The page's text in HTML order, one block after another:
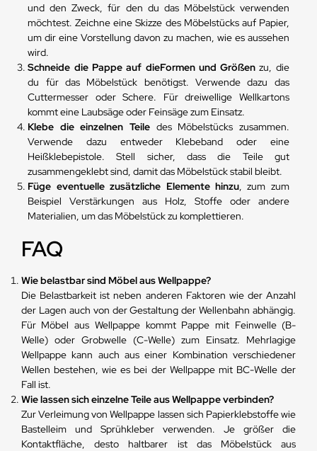
und den Zweck, für den du das Möbelstück verwenden
möchtest. Zeichne eine Skizze des Möbelstücks auf Papier,
um dir eine Vorstellung davon zu machen, wie es aussehen
wird.
Schneide die Pappe auf dieFormen und Größen zu, die
du für das Möbelstück benötigst. Verwende dazu das
Cuttermesser oder Schere. Für dreiwellige Wellkartons
kommt eine Laubsäge oder Feinsäge zum Einsatz.
Klebe die einzelnen Teile des Möbelstücks zusammen.
Verwende dazu entweder Klebeband oder eine
Heißklebepistole. Stell sicher, dass die Teile gut
zusammengeklebt sind, damit das Möbelstück stabil bleibt.
Füge eventuelle zusätzliche Elemente hinzu, zum zum
Beispiel Verstärkungen aus Holz, Stoffe oder andere
Materialien, um das Möbelstück zu komplettieren.
FAQ
Wie belastbar sind Möbel aus Wellpappe?
Die Belastbarkeit ist neben anderen Faktoren wie der Anzahl
der Lagen auch von der Gestaltung der Wellenbahn abhängig.
Für Möbel aus Wellpappe kommt Pappe mit Feinwelle (B-
Welle) oder Grobwelle (C-Welle) zum Einsatz. Mehrlagige
Wellpappe kann auch aus einer Kombination verschiedener
Wellen bestehen, wie es bei der Wellpappe mit BC-Welle der
Fall ist.
Wie lassen sich einzelne Teile aus Wellpappe verbinden?
Zur Verleimung von Wellpappe lassen sich Papierklebstoffe wie
Bastelleim und Sprühkleber verwenden. Je größer die
Kontaktfläche, desto haltbarer ist das Möbelstück aus